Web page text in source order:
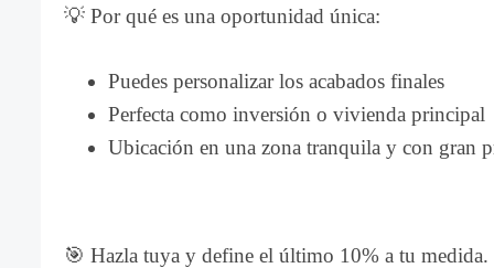
💡 Por qué es una oportunidad única:
Puedes personalizar los acabados finales
Perfecta como inversión o vivienda principal
Ubicación en una zona tranquila y con gran
🎯 Hazla tuya y define el último 10% a tu medida.